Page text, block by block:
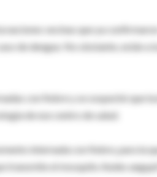
vecinas que ya
de dengue. No obstante, están a
con fiebre y se sospechó que
de ese centro de salud.
internada con fiebre, para la
transmite el mosquito Aedes